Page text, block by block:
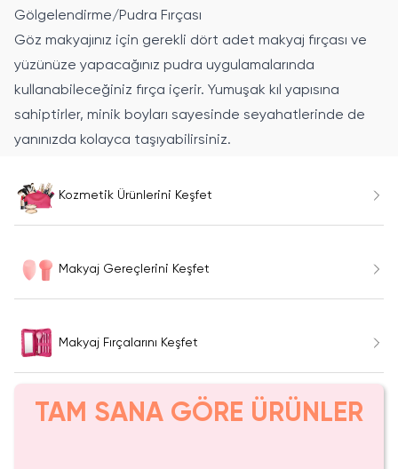
Gölgelendirme/Pudra Fırçası
Göz makyajınız için gerekli dört adet makyaj fırçası ve
yüzünüze yapacağınız pudra uygulamalarında
kullanabileceğiniz fırça içerir. Yumuşak kıl yapısına
sahiptirler, minik boyları sayesinde seyahatlerinde de
yanınızda kolayca taşıyabilirsiniz.
Kozmetik Ürünlerini Keşfet
Makyaj Gereçlerini Keşfet
Makyaj Fırçalarını Keşfet
TAM SANA GÖRE ÜRÜNLER